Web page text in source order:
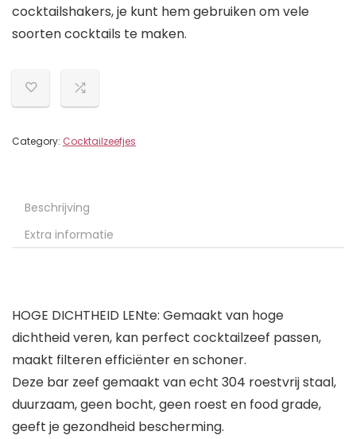
cocktailshakers, je kunt hem gebruiken om vele
soorten cocktails te maken.
Category: Cocktailzeefjes
Beschrijving
Extra informatie
HOGE DICHTHEID LENte: Gemaakt van hoge
dichtheid veren, kan perfect cocktailzeef passen,
maakt filteren efficiënter en schoner.
Deze bar zeef gemaakt van echt 304 roestvrij staal,
duurzaam, geen bocht, geen roest en food grade,
geeft je gezondheid bescherming.